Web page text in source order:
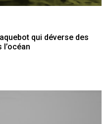
qui déverse des